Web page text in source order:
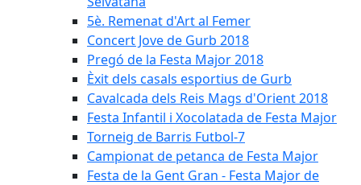
5è. Remenat d'Art al Femer
Concert Jove de Gurb 2018
Pregó de la Festa Major 2018
Èxit dels casals esportius de Gurb
Cavalcada dels Reis Mags d'Orient 2018
Festa Infantil i Xocolatada de Festa Major
Torneig de Barris Futbol-7
Campionat de petanca de Festa Major
Festa de la Gent Gran - Festa Major de